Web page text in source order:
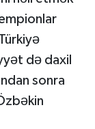
də daxil
sonra